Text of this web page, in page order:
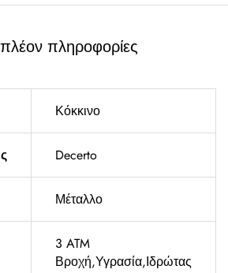
πληροφορίες
Κόκκινο
Decerto
Μέταλλο
3 ATM
Βροχή,Υγρασία,Ιδρώτας